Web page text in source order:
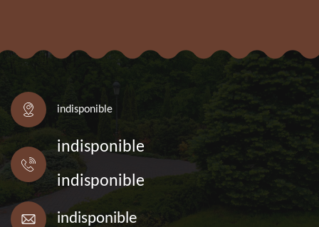
indisponible
indisponible
indisponible
indisponible